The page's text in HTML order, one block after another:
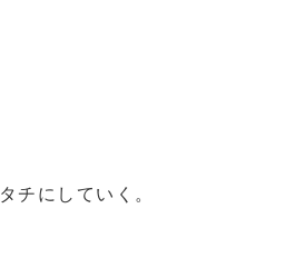
チにしていく。